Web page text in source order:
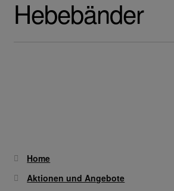
Abeba Berufsschuhe
Hebebänder
Home
Aktionen und Angebote